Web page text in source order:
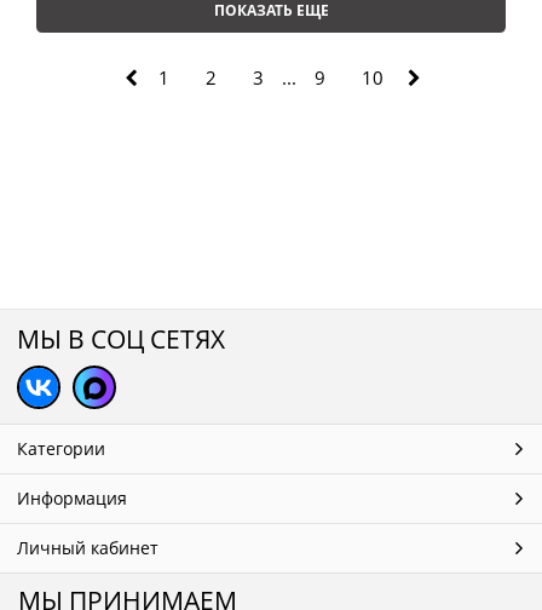
ПОКАЗАТЬ ЕЩЕ
1 2 3 ... 9 10
МЫ В СОЦ СЕТЯХ
Категории
Информация
Личный кабинет
МЫ ПРИНИМАЕМ